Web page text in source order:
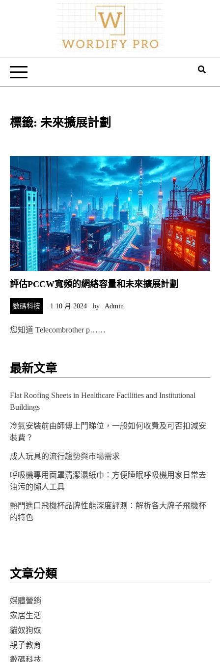
Wordify Pro
標籤: 未來擴展計劃
評估PCCW寬頻的網絡容量和未來擴展計劃
數碼科技 1 10 月 2024 by Admin
您知道 Telecombrother p……
最新文章
Flat Roofing Sheets in Healthcare Facilities and Institutional
Buildings
冷氣安裝前由師傅上門睇位，一般如何收費及可否扣減安
裝費？
成人玩具的流行趨勢與市場需求
呼吸機專用面罩清潔濕紙巾：方便睡眠呼吸機用家日常去
油污的懶人工具
熱門進口飛機杯品牌性能深度評測：解析各大牌子飛機杯
的特色
文章分類
媒體營銷
家居生活
貓奴狗奴
親子教育
數碼科技